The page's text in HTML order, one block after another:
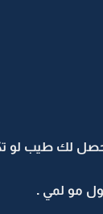
لك طيب لو
مو لمي .